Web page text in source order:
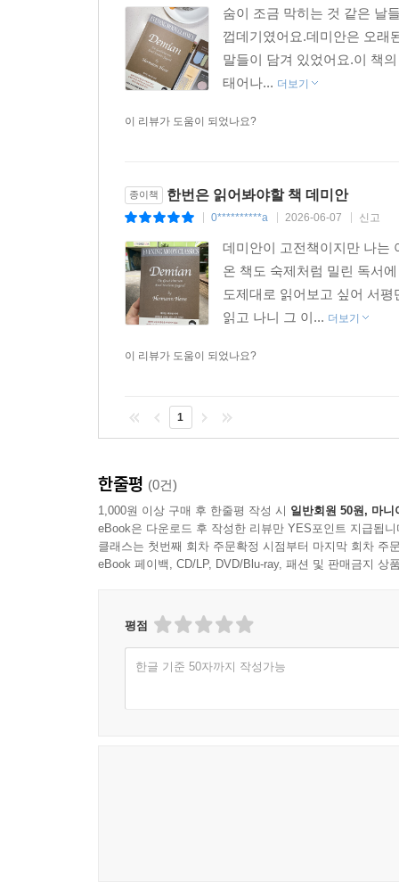
숨이 조금 막히는 것 같은 날
껍데기였어요.데미안은 오래
말들이 담겨 있었어요.이 책
태어나... 더보기
이 리뷰가 도움이 되었나요?
종이책 한번은 읽어봐야할 책 데미안
0**********a 2026-06-07 신고
데미안이 고전책이지만 나는
온 책도 숙제처럼 밀린 독서
도제대로 읽어보고 싶어 서
읽고 나니 그 이... 더보기
이 리뷰가 도움이 되었나요?
1
한줄평 (0건)
1,000원 이상 구매 후 한줄평 작성 시 일반회원 50원, 마니
eBook은 다운로드 후 작성한 리뷰만 YES포인트 지급됩니
클래스는 첫번째 회차 주문확정 시점부터 마지막 회차 주
eBook 페이백, CD/LP, DVD/Blu-ray, 패션 및 판매금지 상
평점
한글 기준 50자까지 작성가능